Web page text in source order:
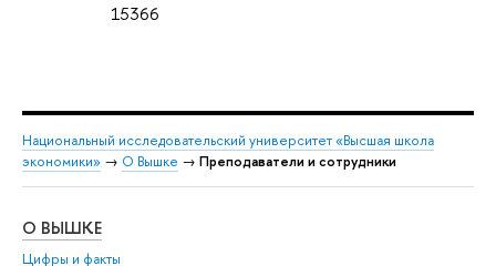
15366
Национальный исследовательский университет «Высшая школа
экономики» → О Вышке → Преподаватели и сотрудники
О ВЫШКЕ
Цифры и факты